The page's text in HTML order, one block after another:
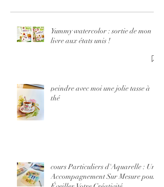
états unis !
Yummy watercolor : sortie de mon
livre aux états unis !
peindre avec moi une jolie tasse à
thé
cours Particuliers d'Aquarelle : Un
Accompagnement Sur Mesure pour